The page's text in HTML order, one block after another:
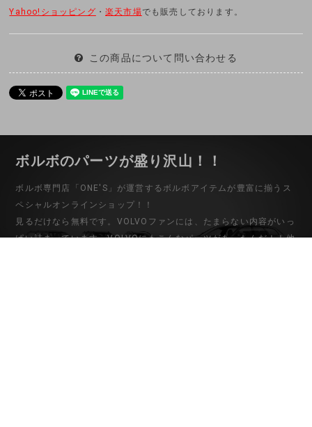
Yahoo!ショッピング ・楽天市場でも販売しております。
この商品について問い合わせる
ボルボのパーツが盛り沢山！！
ボルボ専門店「ONE'S」が運営するボルボアイテムが豊富に揃うス
ペシャルオンラインショップ！！
見るだけなら無料です。VOLVOファンには、たまらない内容がいっ
ぱい詰まっています。VOLVOにもこんなパーツがあったんだ！！他